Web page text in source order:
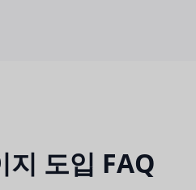
지 도입 FAQ